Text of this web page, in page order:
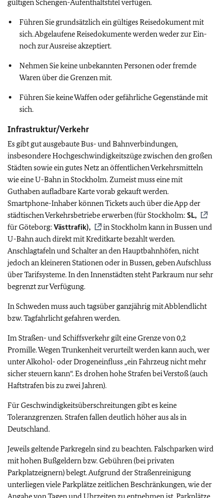
gültigen Schengen-Aufenthaltstitel verfügen.
Führen Sie grundsätzlich ein gültiges Reisedokument mit
sich. Abgelaufene Reisedokumente werden weder zur Ein-
noch zur Ausreise akzeptiert.
Nehmen Sie keine unbekannten Personen oder fremde
Waren über die Grenzen mit.
Führen Sie keine Waffen oder gefährliche Gegenstände mit
sich.
Infrastruktur/Verkehr
Es gibt gut ausgebaute Bus- und Bahnverbindungen,
insbesondere Hochgeschwindigkeitszüge zwischen den großen
Städten sowie ein gutes Netz an öffentlichen Verkehrsmitteln
wie eine U-Bahn in Stockholm. Zumeist muss eine mit
Guthaben aufladbare Karte vorab gekauft werden.
Smartphone-Inhaber können Tickets auch über die App der
städtischen Verkehrsbetriebe erwerben (für Stockholm: SL,
für Göteborg: Västtrafik),
in Stockholm kann in Bussen und
U-Bahn auch direkt mit Kreditkarte bezahlt werden.
Anschlagtafeln und Schalter an den Hauptbahnhöfen, nicht
jedoch an kleineren Stationen oder in Bussen, geben Aufschluss
über Tarifsysteme. In den Innenstädten steht Parkraum nur sehr
begrenzt zur Verfügung.
In Schweden muss auch tagsüber ganzjährig mit Abblendlicht
bzw. Tagfahrlicht gefahren werden.
Im Straßen- und Schiffsverkehr gilt eine Grenze von 0,2
Promille. Wegen Trunkenheit verurteilt werden kann auch, wer
unter Alkohol- oder Drogeneinfluss „ein Fahrzeug nicht mehr
sicher steuern kann“. Es drohen hohe Strafen bei Verstoß (auch
Haftstrafen bis zu zwei Jahren).
Für Geschwindigkeitsüberschreitungen gibt es keine
Toleranzgrenzen. Strafen fallen deutlich höher aus als in
Deutschland.
Jeweils geltende Parkregeln sind zu beachten. Falschparken wird
mit hohen Bußgeldern bzw. Gebühren (bei privaten
Parkplatzeignern) belegt. Aufgrund der Straßenreinigung
unterliegen viele Parkplätze zeitlichen Beschränkungen, wie der